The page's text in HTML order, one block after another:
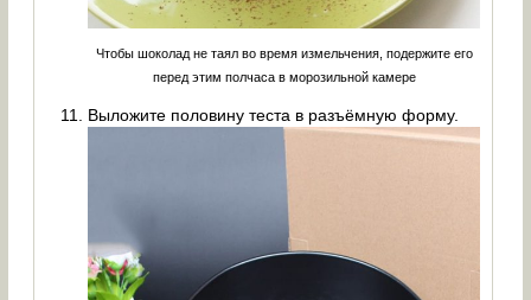
Чтобы шоколад не таял во время измельчения, подержите его
перед этим полчаса в морозильной камере
Выложите половину теста в разъёмную форму.